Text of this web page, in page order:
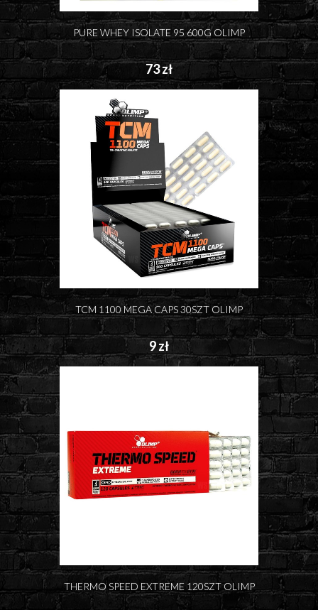
PURE WHEY ISOLATE 95 600G OLIMP
73 zł
TCM 1100 MEGA CAPS 30SZT OLIMP
9 zł
THERMO SPEED EXTREME 120SZT OLIMP